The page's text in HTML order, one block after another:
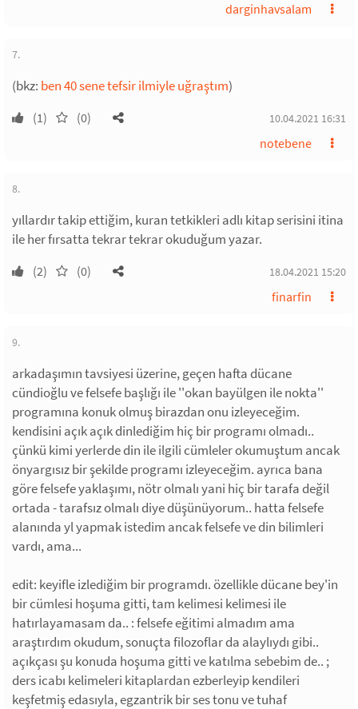
darginhavsalam
7.
(bkz: ben 40 sene tefsir ilmiyle uğraştım)
(1) (0) 10.04.2021 16:31
notebene
8.
yıllardır takip ettiğim, kuran tetkikleri adlı kitap serisini itina
ile her fırsatta tekrar tekrar okuduğum yazar.
(2) (0) 18.04.2021 15:20
finarfin
9.
arkadaşımın tavsiyesi üzerine, geçen hafta dücane
cündioğlu ve felsefe başlığı ile ''okan bayülgen ile nokta''
programına konuk olmuş birazdan onu izleyeceğim.
kendisini açık açık dinlediğim hiç bir programı olmadı..
çünkü kimi yerlerde din ile ilgili cümleler okumuştum ancak
önyargısız bir şekilde programı izleyeceğim. ayrıca bana
göre felsefe yaklaşımı, nötr olmalı yani hiç bir tarafa değil
ortada - tarafsız olmalı diye düşünüyorum.. hatta felsefe
alanında yl yapmak istedim ancak felsefe ve din bilimleri
vardı, ama...
edit: keyifle izlediğim bir programdı. özellikle dücane bey'in
bir cümlesi hoşuma gitti, tam kelimesi kelimesi ile
hatırlayamasam da.. : felsefe eğitimi almadım ama
araştırdım okudum, sonuçta filozoflar da alaylıydı gibi..
açıkçası şu konuda hoşuma gitti ve katılma sebebim de.. ;
ders icabı kelimeleri kitaplardan ezberleyip kendileri
keşfetmiş edasıyla, egzantrik bir ses tonu ve tuhaf